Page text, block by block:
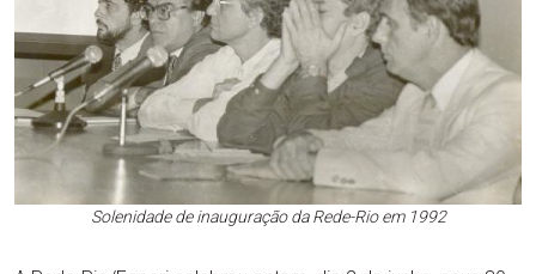
Solenidade de inauguração da Rede-Rio em 1992